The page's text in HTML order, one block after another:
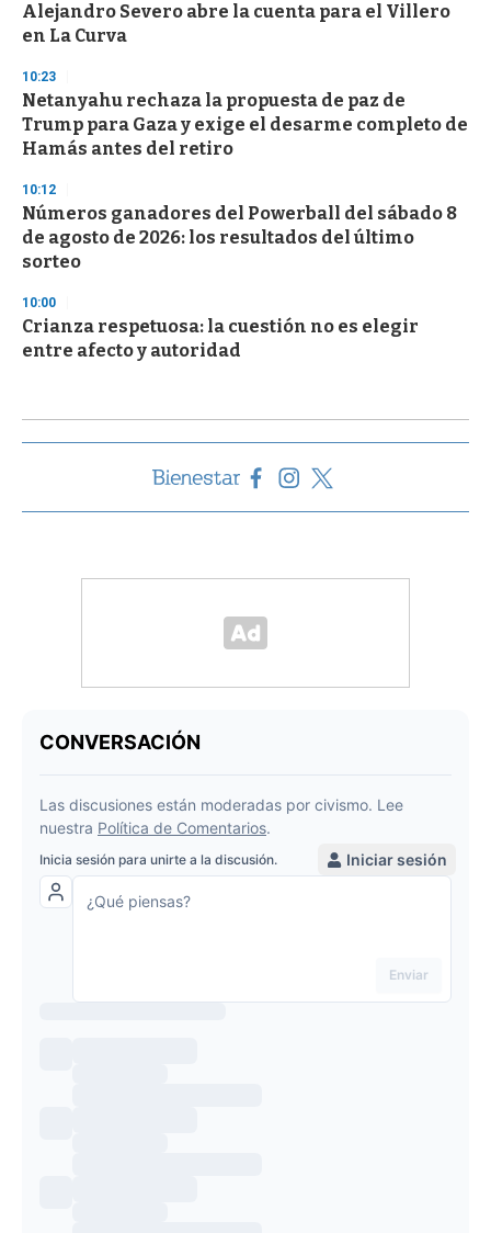
Alejandro Severo abre la cuenta para el Villero
en La Curva
10:23
Netanyahu rechaza la propuesta de paz de
Trump para Gaza y exige el desarme completo de
Hamás antes del retiro
10:12
Números ganadores del Powerball del sábado 8
de agosto de 2026: los resultados del último
sorteo
10:00
Crianza respetuosa: la cuestión no es elegir
entre afecto y autoridad